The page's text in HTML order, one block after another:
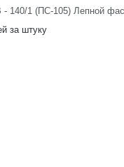
- 140/1 (ПС-105) Лепной
за штуку